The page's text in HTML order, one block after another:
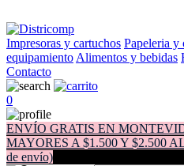
Impresoras y cartuchos Papeleria y
equipamiento Alimentos y bebidas
Contacto
0
ENVÍO GRATIS EN
MAYORES A $1.500 Y $2.500
de envío)